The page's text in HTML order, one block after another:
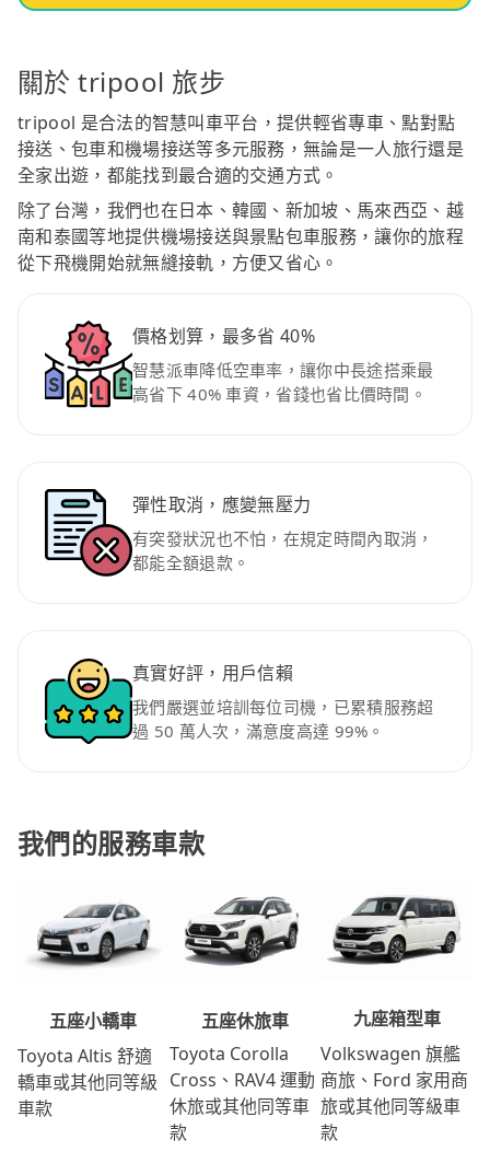
關於 tripool 旅步
tripool 是合法的智慧叫車平台，提供輕省專車、點對點
接送、包車和機場接送等多元服務，無論是一人旅行還是
全家出遊，都能找到最合適的交通方式。
除了台灣，我們也在日本、韓國、新加坡、馬來西亞、越
南和泰國等地提供機場接送與景點包車服務，讓你的旅程
從下飛機開始就無縫接軌，方便又省心。
價格划算，最多省 40%
智慧派車降低空車率，讓你中長途搭乘最
高省下 40% 車資，省錢也省比價時間。
彈性取消，應變無壓力
有突發狀況也不怕，在規定時間內取消，
都能全額退款。
真實好評，用戶信賴
我們嚴選並培訓每位司機，已累積服務超
過 50 萬人次，滿意度高達 99%。
我們的服務車款
五座小轎車
Toyota Altis 舒適
轎車或其他同等級
車款
五座休旅車
Toyota Corolla
Cross、RAV4 運動
休旅或其他同等車
款
九座箱型車
Volkswagen 旗艦
商旅、Ford 家用商
旅或其他同等級車
款